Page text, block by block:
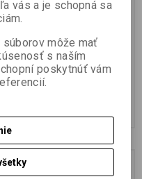
zvyšuje jeho atraktivitu.
se o skvělou nástrahu,
chytá úspěšně kapry
celoročně. Výborné pop up při
pouze s method...
EUR
EUR (Vaša cena bez DPH:)
vás a je schopná sa
môže mať
s naším
poskytnúť vám